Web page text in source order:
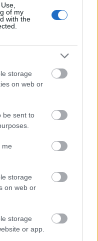
of my
with the
storage
on web or
be sent to
me
storage
on web or
storage
or app.